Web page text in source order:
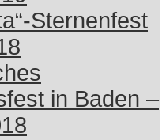
Sternenfest
in Baden –